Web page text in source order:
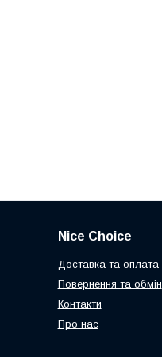
Nice Choice
Доставка та оплата
Повернення та обмін
Контакти
Про нас